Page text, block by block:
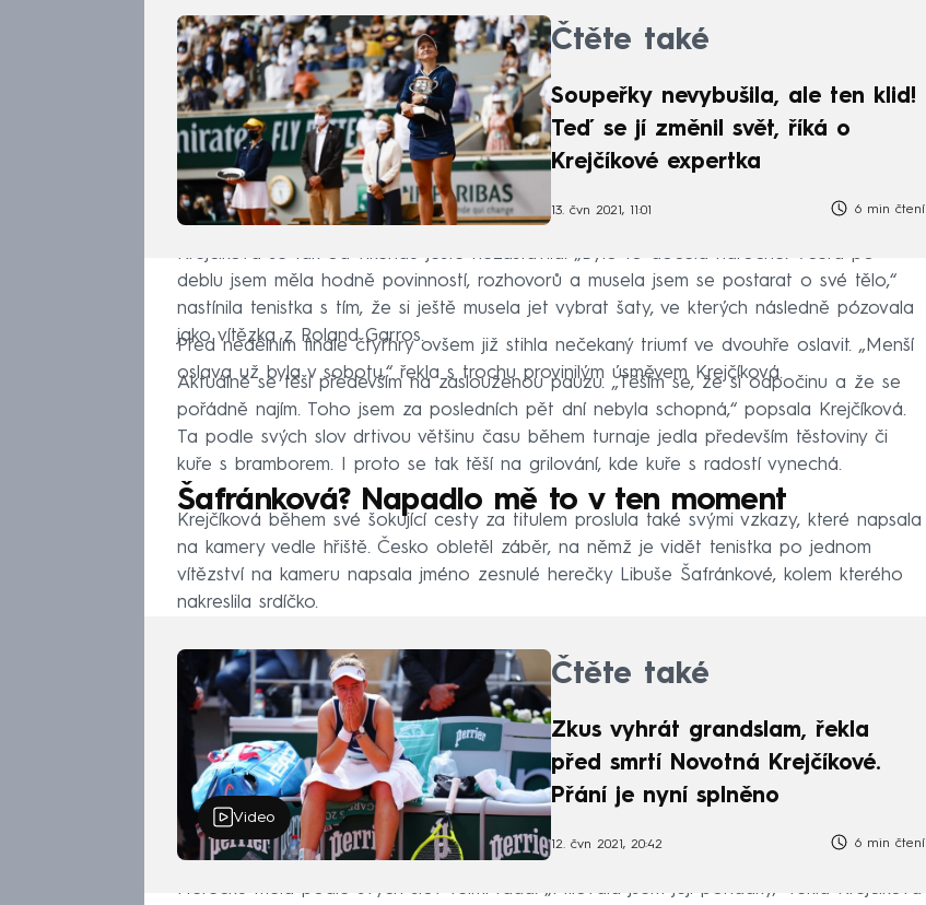
Čtěte také
Soupeřky nevybušila, ale ten klid!
Teď se jí změnil svět, říká o
Krejčíkové expertka
13. čvn 2021, 11:01 6 min čtení
Krejčíková se tak od víkendu ještě nezastavila. „Bylo to docela náročné. Včera po
deblu jsem měla hodně povinností, rozhovorů a musela jsem se postarat o své tělo,“
nastínila tenistka s tím, že si ještě musela jet vybrat šaty, ve kterých následně pózovala
jako vítězka z Roland Garros.
Před nedělním finále čtyřhry ovšem již stihla nečekaný triumf ve dvouhře oslavit. „Menší
oslava už byla v sobotu,“ řekla s trochu provinilým úsměvem Krejčíková.
Aktuálně se těší především na zaslouženou pauzu. „Těším se, že si odpočinu a že se
pořádně najím. Toho jsem za posledních pět dní nebyla schopná,“ popsala Krejčíková.
Ta podle svých slov drtivou většinu času během turnaje jedla především těstoviny či
kuře s bramborem. I proto se tak těší na grilování, kde kuře s radostí vynechá.
Šafránková? Napadlo mě to v ten moment
Krejčíková během své šokující cesty za titulem proslula také svými vzkazy, které napsala
na kamery vedle hřiště. Česko obletěl záběr, na němž je vidět tenistka po jednom
vítězství na kameru napsala jméno zesnulé herečky Libuše Šafránkové, kolem kterého
nakreslila srdíčko.
Video
Čtěte také
Zkus vyhrát grandslam, řekla
před smrtí Novotná Krejčíkové.
Přání je nyní splněno
12. čvn 2021, 20:42 6 min čtení
Herečku měla podle svých slov velmi ráda. „Milovala jsem její pohádky,“ řekla Krejčíková